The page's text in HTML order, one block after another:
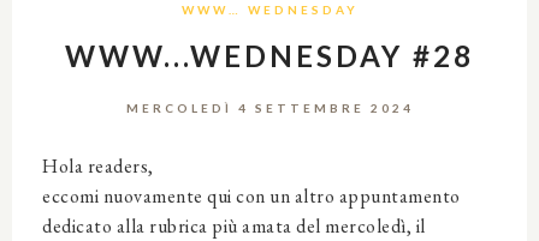
WWW… WEDNESDAY
WWW...WEDNESDAY #28
MERCOLEDÌ 4 SETTEMBRE 2024
Hola readers,
eccomi nuovamente qui con un altro appuntamento
dedicato alla rubrica più amata del mercoledì, il